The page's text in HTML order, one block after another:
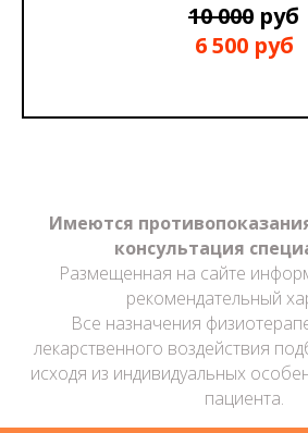
10 000 руб
6 500 руб
Имеются
консультация
Размещенная на сайте
рекомендательный
Все назначения
лекарственного воздействия
исходя из индивидуальных
пациента.